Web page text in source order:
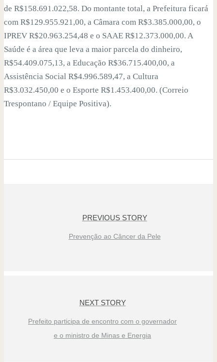
de R$158.691.022,58. Do montante total, a Prefeitura ficará
com R$129.955.921,00, a Câmara com R$3.385.000,00, o
IPREV R$20.963.254,48 e o SAAE R$12.373.000,00. A
Saúde é a área que leva a maior parcela do dinheiro,
R$54.409.075,13, a Educação R$36.715.400,00, a
Assistência Social R$4.996.589,47, a Cultura
R$3.032.450,00 e o Esporte R$1.453.400,00. (Correio
Trespontano / Equipe Positiva).
PREVIOUS STORY
Prevenção ao Câncer da Pele
NEXT STORY
Prefeito participa de encontro com o governador
e o ministro de Minas e Energia